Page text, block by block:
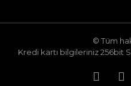
© Tüm
Kredi kartı bilgileriniz 256bit